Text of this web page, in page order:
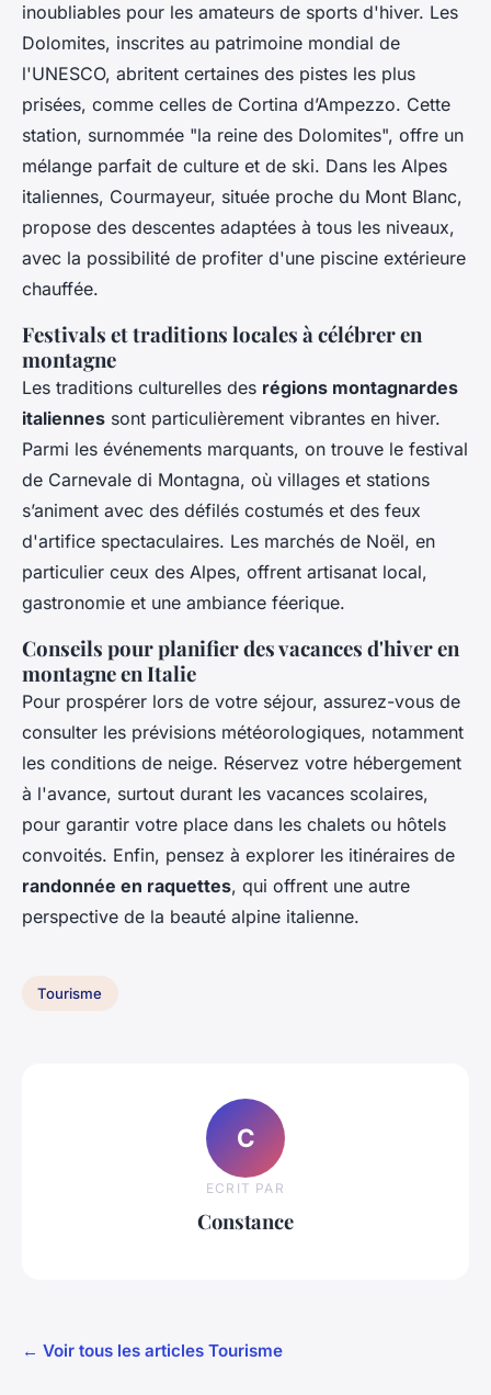
inoubliables pour les amateurs de sports d'hiver. Les
Dolomites, inscrites au patrimoine mondial de
l'UNESCO, abritent certaines des pistes les plus
prisées, comme celles de Cortina d’Ampezzo. Cette
station, surnommée "la reine des Dolomites", offre un
mélange parfait de culture et de ski. Dans les Alpes
italiennes, Courmayeur, située proche du Mont Blanc,
propose des descentes adaptées à tous les niveaux,
avec la possibilité de profiter d'une piscine extérieure
chauffée.
Festivals et traditions locales à célébrer en
montagne
Les traditions culturelles des régions montagnardes
italiennes sont particulièrement vibrantes en hiver.
Parmi les événements marquants, on trouve le festival
de Carnevale di Montagna, où villages et stations
s’animent avec des défilés costumés et des feux
d'artifice spectaculaires. Les marchés de Noël, en
particulier ceux des Alpes, offrent artisanat local,
gastronomie et une ambiance féerique.
Conseils pour planifier des vacances d'hiver en
montagne en Italie
Pour prospérer lors de votre séjour, assurez-vous de
consulter les prévisions météorologiques, notamment
les conditions de neige. Réservez votre hébergement
à l'avance, surtout durant les vacances scolaires,
pour garantir votre place dans les chalets ou hôtels
convoités. Enfin, pensez à explorer les itinéraires de
randonnée en raquettes, qui offrent une autre
perspective de la beauté alpine italienne.
Tourisme
C
ECRIT PAR
Constance
← Voir tous les articles Tourisme